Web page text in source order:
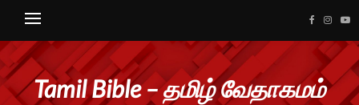
Tamil Bible – தமிழ் வேதாகமம்